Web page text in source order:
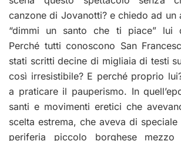
canzone di Jovanotti? e chiedo ad un
“dimmi un santo che ti piace” lui
Perché tutti conoscono San
stati scritti decine di migliaia di testi
così irresistibile? E perché proprio
a praticare il pauperismo. In
santi e movimenti eretici che
scelta estrema, che aveva di
periferia piccolo borghese mezzo